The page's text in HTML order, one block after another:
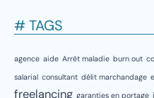
# TAGS
agence aide Arrêt maladie burn out
salarial consultant délit marchandage
freelancing garanties en portage